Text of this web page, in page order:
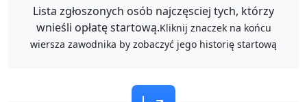
Lista zgłoszonych osób najczęsciej tych, którzy
wnieśli opłatę startową.Kliknij znaczek na końcu
wiersza zawodnika by zobaczyć jego historię startową